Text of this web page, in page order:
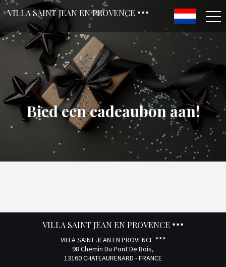
VILLA SAINT JEAN EN PROVENCE
Bied een cadeaubon aan!
VILLA SAINT JEAN EN PROVENCE
VILLA SAINT JEAN EN PROVENCE
98 Chemin Du Pont De Bois,
13160 CHATEAURENARD - FRANCE